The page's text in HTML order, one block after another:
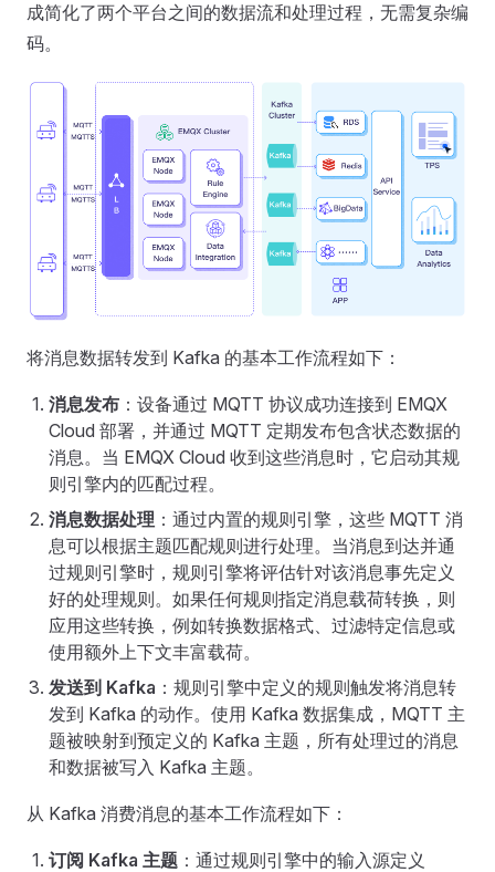
成简化了两个平台之间的数据流和处理过程，无需复杂编
码。
将消息数据转发到 Kafka 的基本工作流程如下：
消息发布 ：设备通过 MQTT 协议成功连接到 EMQX
Cloud 部署，并通过 MQTT 定期发布包含状态数据的
消息。当 EMQX Cloud 收到这些消息时，它启动其规
则引擎内的匹配过程。
消息数据处理 ：通过内置的规则引擎，这些 MQTT 消
息可以根据主题匹配规则进行处理。当消息到达并通
过规则引擎时，规则引擎将评估针对该消息事先定义
好的处理规则。如果任何规则指定消息载荷转换，则
应用这些转换，例如转换数据格式、过滤特定信息或
使用额外上下文丰富载荷。
发送到 Kafka ：规则引擎中定义的规则触发将消息转
发到 Kafka 的动作。使用 Kafka 数据集成，MQTT 主
题被映射到预定义的 Kafka 主题，所有处理过的消息
和数据被写入 Kafka 主题。
从 Kafka 消费消息的基本工作流程如下：
订阅 Kafka 主题 ：通过规则引擎中的输入源定义